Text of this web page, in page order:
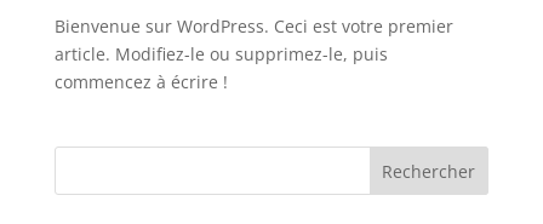
Bienvenue sur WordPress. Ceci est votre premier
article. Modifiez-le ou supprimez-le, puis
commencez à écrire !
Rechercher